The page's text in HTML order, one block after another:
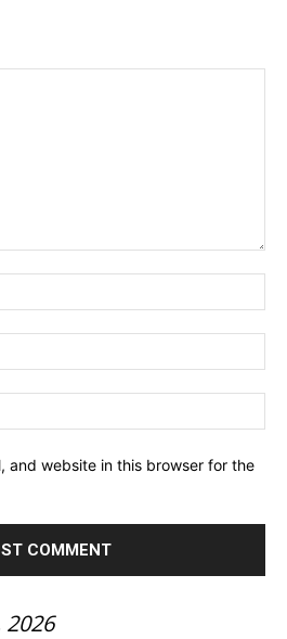
and website in this browser for the
2026